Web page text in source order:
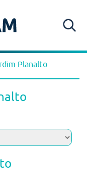
Planalto